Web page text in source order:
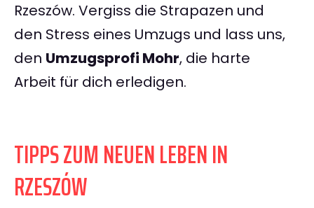
Rzeszów. Vergiss die Strapazen und
den Stress eines Umzugs und lass uns,
den Umzugsprofi Mohr, die harte
Arbeit für dich erledigen.
TIPPS ZUM NEUEN LEBEN IN
RZESZÓW